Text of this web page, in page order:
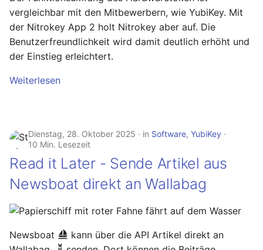
Dezember 2022
November 2022
Juni 2022
Mai 2022
April 2022
vergleichbar mit den Mitbewerbern, wie YubiKey. Mit
der Nitrokey App 2 holt Nitrokey aber auf. Die
Benutzerfreundlichkeit wird damit deutlich erhöht und
der Einstieg erleichtert.
Weiterlesen
Dienstag, 28. Oktober 2025 in Software, YubiKey
10 Min. Lesezeit
Read it Later - Sende Artikel aus
Newsboat direkt an Wallabag
Newsboat
kann über die API Artikel direkt an